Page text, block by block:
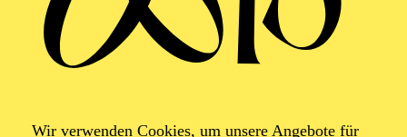
Wir verwenden Cookies, um unsere Angebote für
Oper Kleinlaut
Petro­sinella, lass